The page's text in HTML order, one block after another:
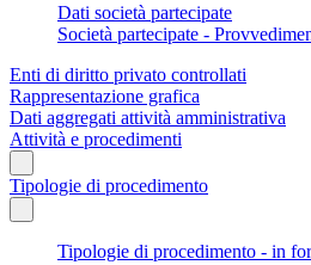
Dati società partecipate
Società partecipate -
Enti di diritto privato controllati
Rappresentazione grafica
Dati aggregati attività amministrativa
Attività e procedimenti
Tipologie di procedimento
Tipologie di procedimento - in